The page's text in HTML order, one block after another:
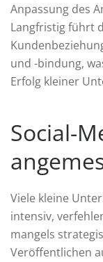
Anpassung des
Langfristig führt
und -bindung,
Erfolg kleiner
Social-
Viele kleine
intensiv,
mangels
Veröffentlichen